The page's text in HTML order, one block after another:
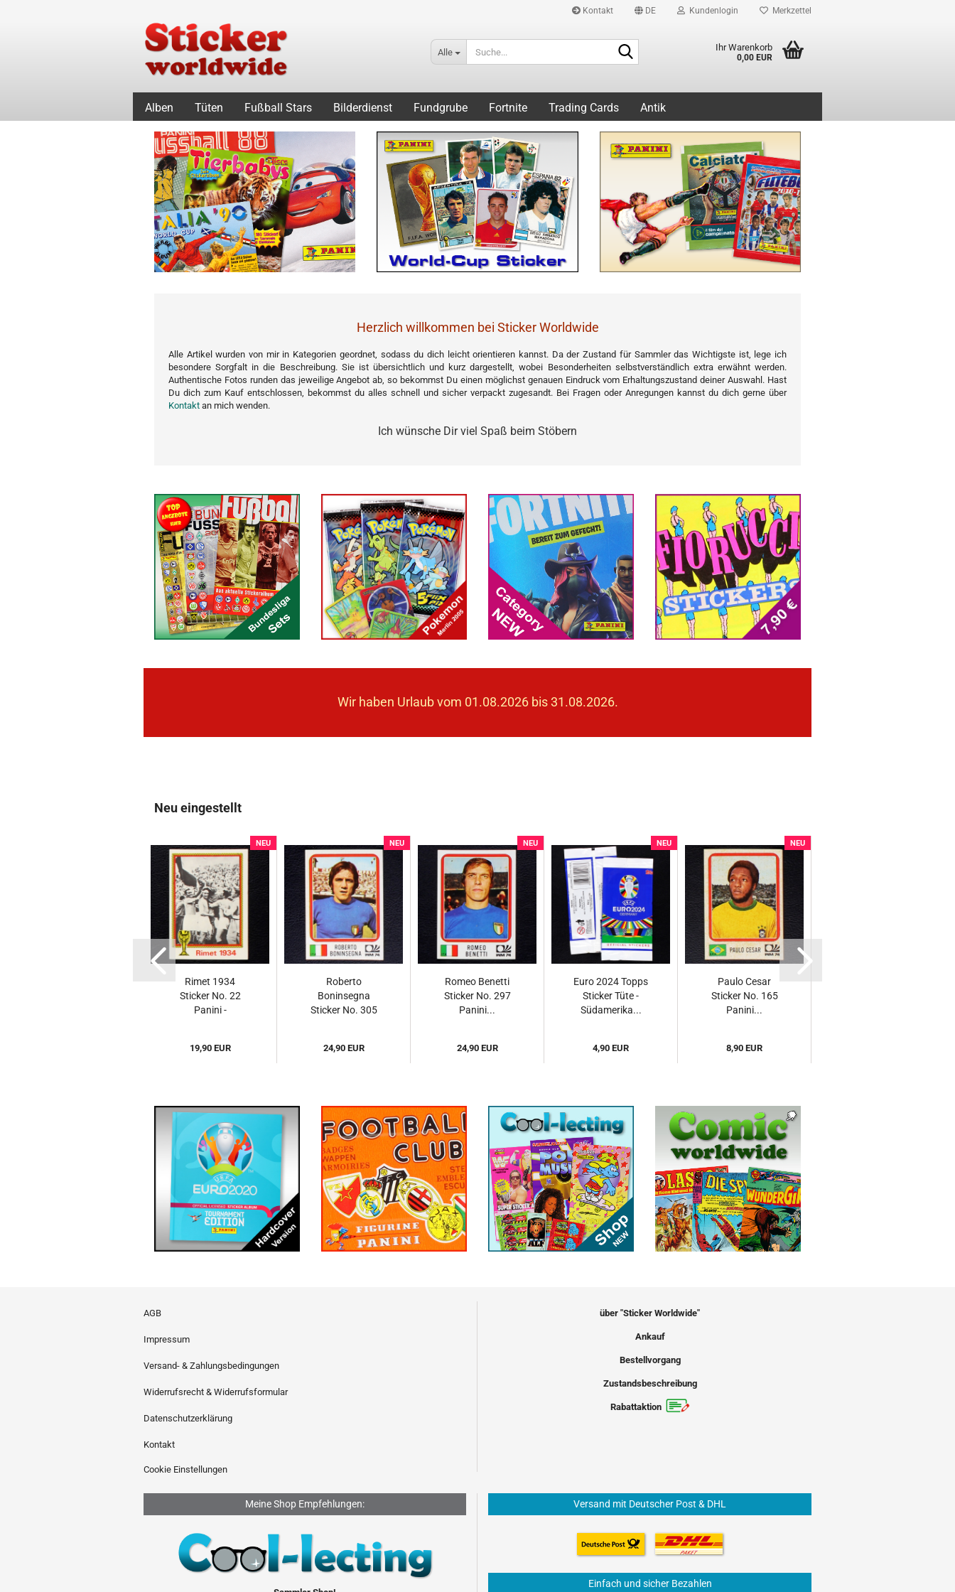
Kontakt DE Kundenlogin Merkzettel
Alle Ihr Warenkorb
0,00 EUR
Alben Tüten Fußball Stars Bilderdienst Fundgrube Fortnite Trading Cards Antik
Herzlich willkommen bei Sticker Worldwide
Alle Artikel wurden von mir in Kategorien geordnet, sodass du dich leicht orientieren kannst. Da der Zustand für Sammler das Wichtigste ist, lege ich
besondere Sorgfalt in die Beschreibung. Sie ist übersichtlich und kurz dargestellt, wobei Besonderheiten selbstverständlich extra erwähnt werden.
Authentische Fotos runden das jeweilige Angebot ab, so bekommst Du einen möglichst genauen Eindruck vom Erhaltungszustand deiner Auswahl. Hast
Du dich zum Kauf entschlossen, bekommst du alles schnell und sicher verpackt zugesandt. Bei Fragen oder Anregungen kannst du dich gerne über
Kontakt an mich wenden.
Ich wünsche Dir viel Spaß beim Stöbern
Wir haben Urlaub vom 01.08.2026 bis 31.08.2026.
Neu eingestellt
NEU
Rimet 1934
Sticker No. 22
Panini -
19,90 EUR
NEU
Roberto
Boninsegna
Sticker No. 305
24,90 EUR
NEU
Romeo Benetti
Sticker No. 297
Panini...
24,90 EUR
NEU
Euro 2024 Topps
Sticker Tüte -
Südamerika...
4,90 EUR
NEU
Paulo Cesar
Sticker No. 165
Panini...
8,90 EUR
AGB
Impressum
Versand- & Zahlungsbedingungen
Widerrufsrecht & Widerrufsformular
Datenschutzerklärung
Kontakt
Cookie Einstellungen
über "Sticker Worldwide"
Ankauf
Bestellvorgang
Zustandsbeschreibung
Rabattaktion
Meine Shop Empfehlungen: Versand mit Deutscher Post & DHL
Einfach und sicher Bezahlen